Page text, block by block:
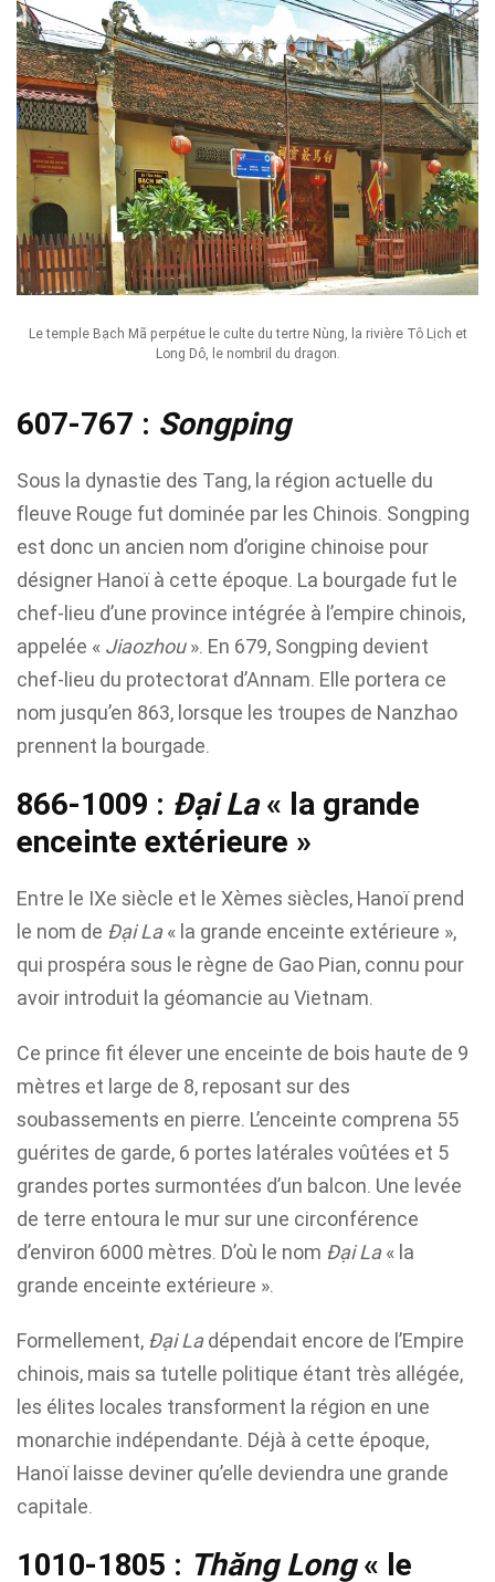
Le temple Bạch Mã perpétue le culte du tertre Nùng, la rivière Tô Lịch et
Long Dô, le nombril du dragon.
607-767 : Songping
Sous la dynastie des Tang, la région actuelle du
fleuve Rouge fut dominée par les Chinois. Songping
est donc un ancien nom d’origine chinoise pour
désigner Hanoï à cette époque. La bourgade fut le
chef-lieu d’une province intégrée à l’empire chinois,
appelée « Jiaozhou». En 679, Songping devient
chef-lieu du protectorat d’Annam. Elle portera ce
nom jusqu’en 863, lorsque les troupes de Nanzhao
prennent la bourgade.
866-1009 : Đại La« la grande
enceinte extérieure »
Entre le IXe siècle et le Xèmes siècles, Hanoï prend
le nom de Đại La« la grande enceinte extérieure »,
qui prospéra sous le règne de Gao Pian, connu pour
avoir introduit la géomancie au Vietnam.
Ce prince fit élever une enceinte de bois haute de 9
mètres et large de 8, reposant sur des
soubassements en pierre. L’enceinte comprena 55
guérites de garde, 6 portes latérales voûtées et 5
grandes portes surmontées d’un balcon. Une levée
de terre entoura le mur sur une circonférence
d’environ 6000 mètres. D’où le nom Đại La« la
grande enceinte extérieure ».
Formellement, Đại Ladépendait encore de l’Empire
chinois, mais sa tutelle politique étant très allégée,
les élites locales transforment la région en une
monarchie indépendante. Déjà à cette époque,
Hanoï laisse deviner qu’elle deviendra une grande
capitale.
1010-1805 : Thăng Long« le